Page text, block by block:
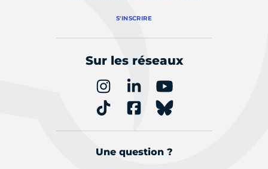
S'INSCRIRE
Sur les réseaux
Une question ?